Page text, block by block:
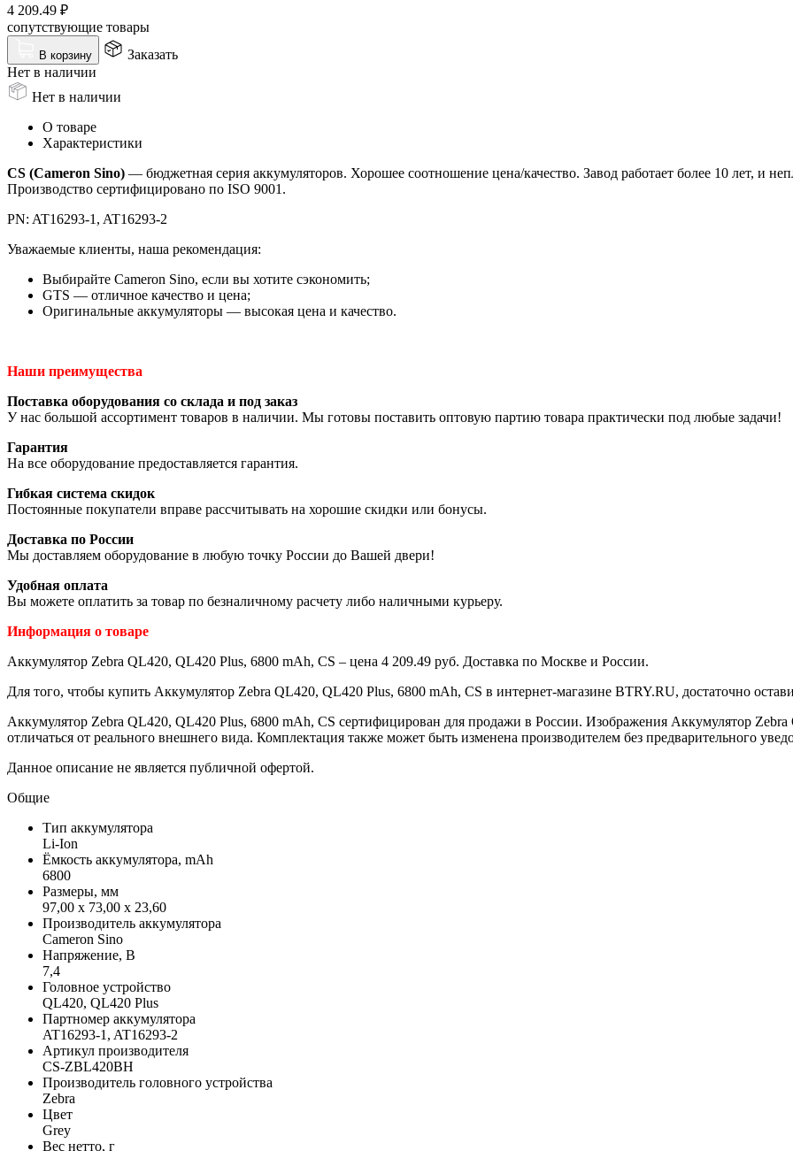
4 209.49 ₽
сопутствующие товары
В корзину
Заказать
Нет в наличии
Нет в наличии
О товаре
Характеристики
CS (Cameron Sino) — бюджетная серия аккумуляторов. Хорошее соотношение цена/качество. Завод работает более 10 лет, и
Производство сертифицировано по ISO 9001.
PN: AT16293-1, AT16293-2
Уважаемые клиенты, наша рекомендация:
Выбирайте Cameron Sino, если вы хотите сэкономить;
GTS — отличное качество и цена;
Оригинальные аккумуляторы — высокая цена и качество.
Наши преимущества
Поставка оборудования со склада и под заказ
У нас большой ассортимент товаров в наличии. Мы готовы поставить оптовую партию товара практически под любые задачи!
Гарантия
На все оборудование предоставляется гарантия.
Гибкая система скидок
Постоянные покупатели вправе рассчитывать на хорошие скидки или бонусы.
Доставка по России
Мы доставляем оборудование в любую точку России до Вашей двери!
Удобная оплата
Вы можете оплатить за товар по безналичному расчету либо наличными курьеру.
Информация о товаре
Аккумулятор Zebra QL420, QL420 Plus, 6800 mAh, CS – цена 4 209.49 руб. Доставка по Москве и России.
Для того, чтобы купить Аккумулятор Zebra QL420, QL420 Plus, 6800 mAh, CS в интернет-магазине BTRY.RU, достаточно
Аккумулятор Zebra QL420, QL420 Plus, 6800 mAh, CS сертифицирован для продажи в России. Изображения Аккумулятор
отличаться от реального внешнего вида. Комплектация также может быть изменена производителем без предварительного
Данное описание не является публичной офертой.
Общие
Тип аккумулятора
Li-Ion
Ёмкость аккумулятора, mAh
6800
Размеры, мм
97,00 x 73,00 x 23,60
Производитель аккумулятора
Cameron Sino
Напряжение, В
7,4
Головное устройство
QL420, QL420 Plus
Партномер аккумулятора
AT16293-1, AT16293-2
Артикул производителя
CS-ZBL420BH
Производитель головного устройства
Zebra
Цвет
Grey
Вес нетто, г